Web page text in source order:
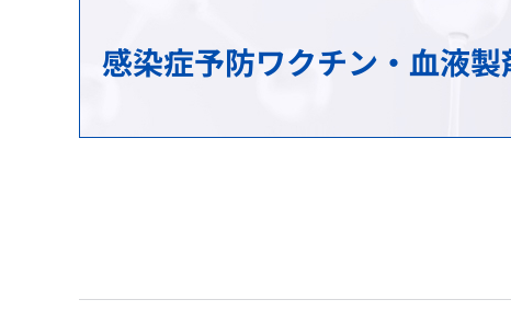
HIV感染者、エイズ発症者に対する健康管理費用
感染症予防ワクチン・血液製